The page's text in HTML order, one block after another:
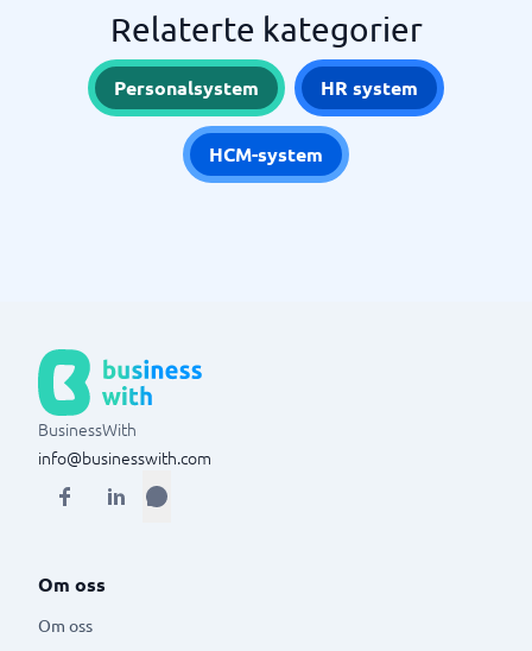
Relaterte kategorier
Personalsystem HR system
HCM-system
BusinessWith
info@businesswith.com
Om oss
Om oss